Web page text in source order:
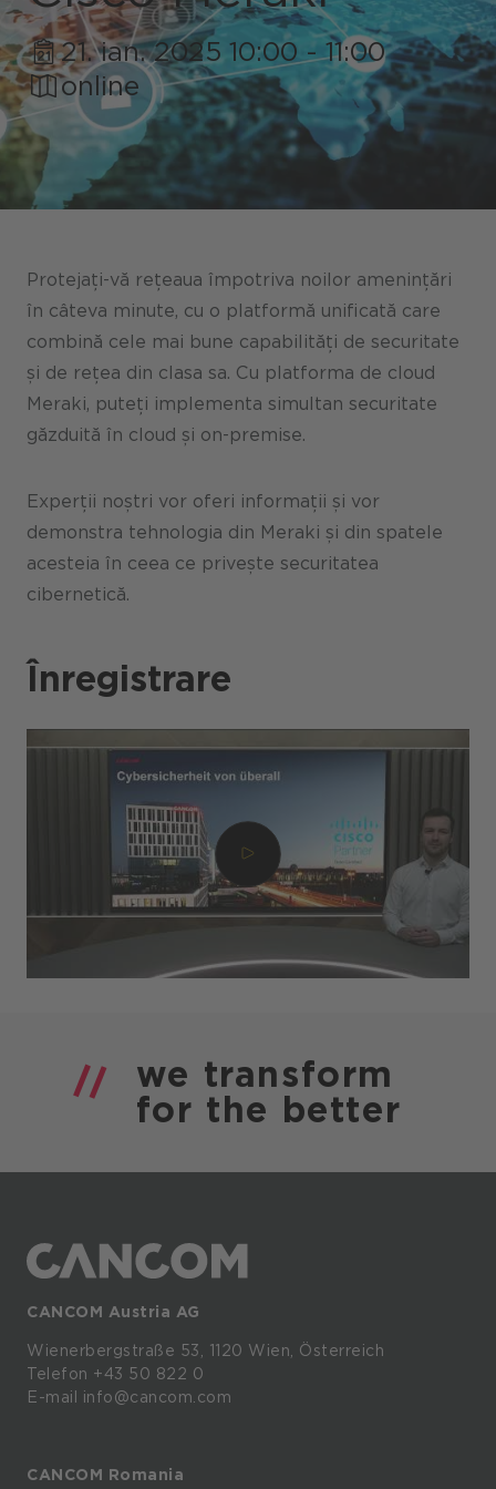
Portaluri / Magazine / Piață
Referințe
Presă
Evenimente
Podcast
Sustenabilitate CANCOM SE
Sustenabilitate CANCOM Austria
Carieră
21. ian. 2025 10:00 - 11:00
online
Protejați-vă rețeaua împotriva noilor amenințări
în câteva minute, cu o platformă unificată care
combină cele mai bune capabilități de securitate
și de rețea din clasa sa. Cu platforma de cloud
Meraki, puteți implementa simultan securitate
găzduită în cloud și on-premise.
Experții noștri vor oferi informații și vor
demonstra tehnologia din Meraki și din spatele
acesteia în ceea ce privește securitatea
cibernetică.
Înregistrare
we transform
for the better
CANCOM Austria AG
Wienerbergstraße 53, 1120 Wien, Österreich
Telefon +43 50 822 0
E-mail info@cancom.com
CANCOM Romania